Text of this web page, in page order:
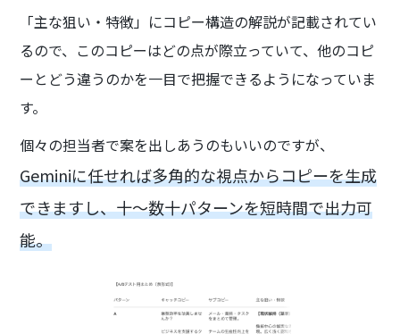
「主な狙い・特徴」にコピー構造の解説が記載されてい
るので、このコピーはどの点が際立っていて、他のコピ
ーとどう違うのかを一目で把握できるようになっていま
す。
個々の担当者で案を出しあうのもいいのですが、
Geminiに任せれば多角的な視点からコピーを生成
できますし、十〜数十パターンを短時間で出力可
能。